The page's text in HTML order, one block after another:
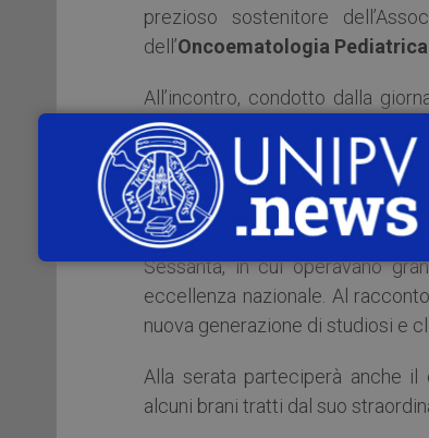
prezioso sostenitore
dell’Oncoematologia
All’incontro, condotto dalla
Marco Zecca
Maurizio Bonfichi , invitati a
sulle sue prospettive.
“Il sogno” offre infatti uno
Sessanta, in cui operavano
eccellenza nazionale. Al
nuova generazione di studiosi e
Alla serata parteciperà anche il
alcuni brani tratti dal suo